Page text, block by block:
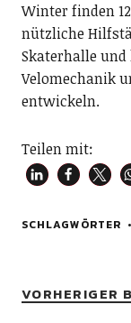
Winter finden
nützliche
Skaterhalle
Velomechanik
entwickeln.
Teilen mit:
SCHLAGWÖRTER
VORHERIGER